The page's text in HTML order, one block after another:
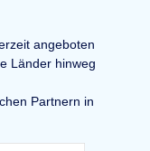
angeboten
Länder hinweg
Partnern in